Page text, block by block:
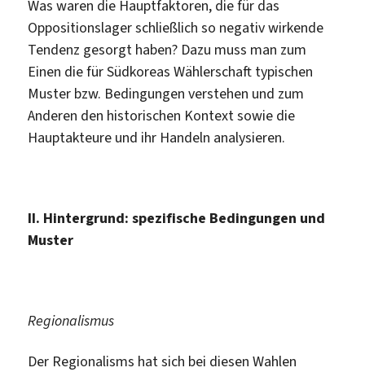
Was waren die Hauptfaktoren, die für das
Oppositionslager schließlich so negativ wirkende
Tendenz gesorgt haben? Dazu muss man zum
Einen die für Südkoreas Wählerschaft typischen
Muster bzw. Bedingungen verstehen und zum
Anderen den historischen Kontext sowie die
Hauptakteure und ihr Handeln analysieren.
II. Hintergrund: spezifische Bedingungen und
Muster
Regionalismus
Der Regionalisms hat sich bei diesen Wahlen